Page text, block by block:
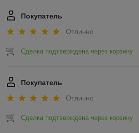
Покупатель
Отлично
Сделка подтверждена через корзину
Покупатель
Отлично
Сделка подтверждена через корзину